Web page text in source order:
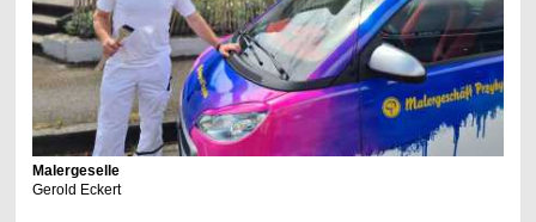
Malergeselle
Gerold Eckert